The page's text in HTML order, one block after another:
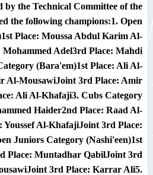
by the Technical Committee of the
the following champions:1. Open
1st Place: Moussa Abdul Karim Al-
Mohammed Adel3rd Place: Mahdi
(Bara'em)1st Place: Ali Al-
Al-MousawiJoint 3rd Place: Amir
Ali Al-Khafaji3. Cubs Category
Haider2nd Place: Raad Al-
Youssef Al-KhafajiJoint 3rd Place:
Juniors Category (Nashi'een)1st
Place: Muntadhar QabilJoint 3rd
Joint 3rd Place: Karrar Ali5.